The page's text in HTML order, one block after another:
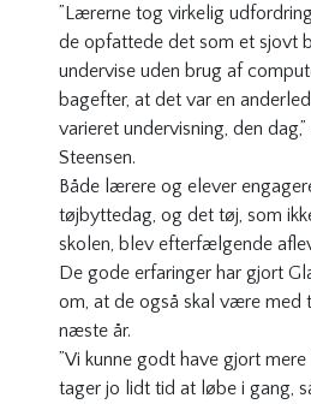
”Lærerne tog virkelig
de opfattede det som et sjovt
undervise uden brug af
bagefter, at det var en
varieret undervisning, den
Steensen.
Både lærere og elever
tøjbyttedag, og det tøj, som
skolen, blev efterfælgende
De gode erfaringer har gjort
om, at de også skal være med
næste år.
”Vi kunne godt have gjort mere
tager jo lidt tid at løbe i gang,